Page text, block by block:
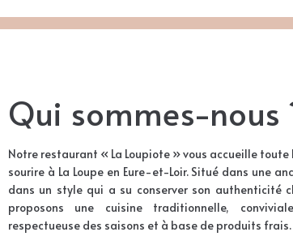
Qui sommes-nous
Notre restaurant « La Loupiote » vous accueille toute
sourire à La Loupe en Eure-et-Loir. Situé dans une
dans un style qui a su conserver son authenticité
proposons une cuisine traditionnelle,
respectueuse des saisons et à base de produits frais.